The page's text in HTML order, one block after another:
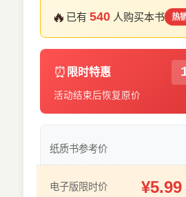
🔥 已有540 人购买本书 热
⏰ 限时特惠
活动结束后恢复原价
纸质书参考价
电子版限时价 ¥5.99